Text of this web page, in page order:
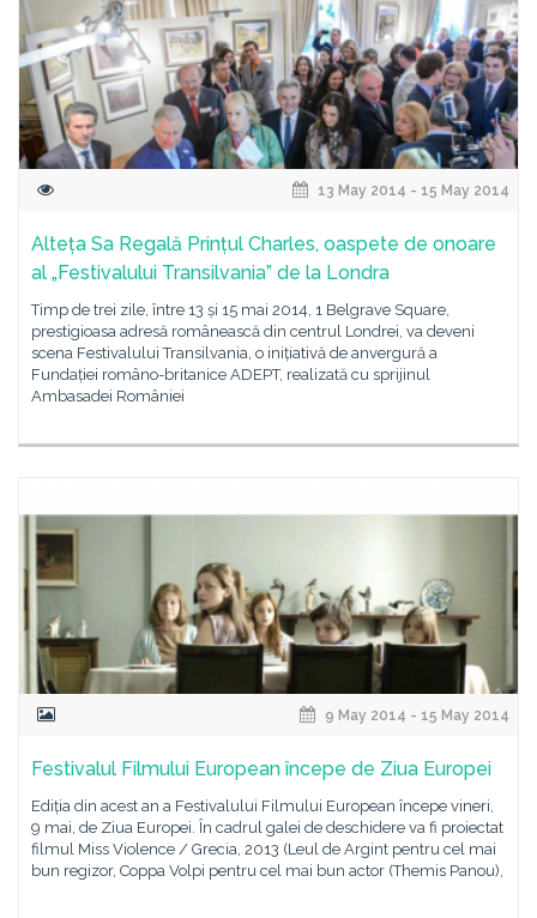
13 May 2014 - 15 May 2014
Alteța Sa Regală Prințul Charles, oaspete de onoare
al „Festivalului Transilvania” de la Londra
Timp de trei zile, între 13 și 15 mai 2014, 1 Belgrave Square,
prestigioasa adresă românească din centrul Londrei, va deveni
scena Festivalului Transilvania, o inițiativă de anvergură a
Fundației româno-britanice ADEPT, realizată cu sprijinul
Ambasadei României
9 May 2014 - 15 May 2014
Festivalul Filmului European începe de Ziua Europei
Ediția din acest an a Festivalului Filmului European începe vineri,
9 mai, de Ziua Europei. În cadrul galei de deschidere va fi proiectat
filmul Miss Violence / Grecia, 2013 (Leul de Argint pentru cel mai
bun regizor, Coppa Volpi pentru cel mai bun actor (Themis Panou),